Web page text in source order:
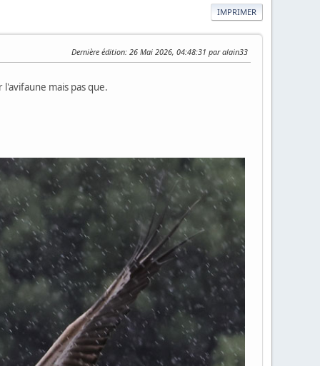
IMPRIMER
Dernière édition: 26 Mai 2026, 04:48:31 par alain33
mais pas que.